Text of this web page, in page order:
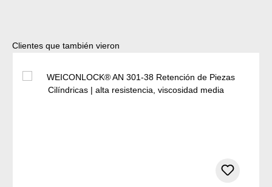
Omitir la galería de productos
Clientes que también vieron